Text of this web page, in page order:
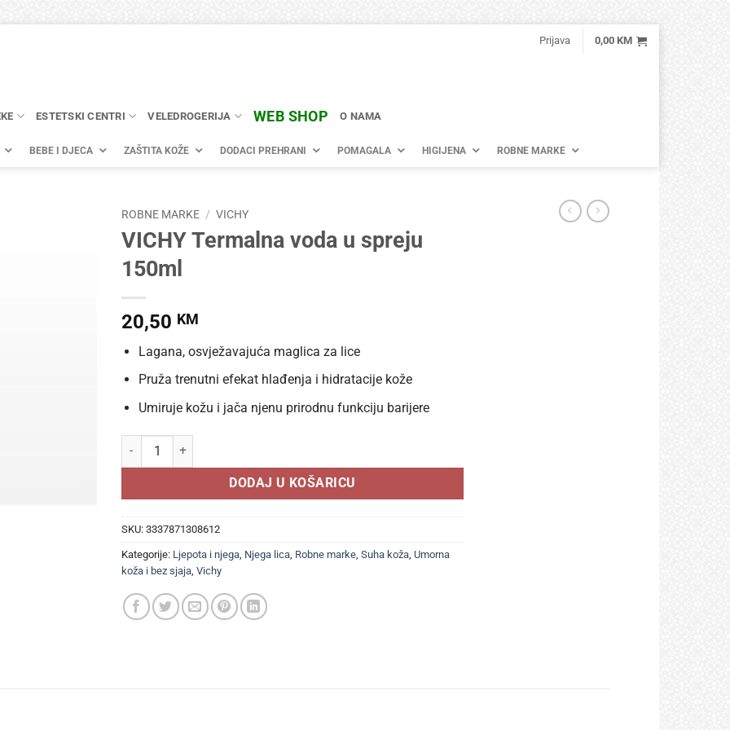
Prijava 0,00 KM
ESTETSKI CENTRI VELEDROGERIJA WEB SHOP O NAMA
BEBE I DJECA ZAŠTITA KOŽE DODACI PREHRANI POMAGALA HIGIJENA ROBNE MARKE
ROBNE MARKE / VICHY
VICHY Termalna voda u spreju
150ml
20,50 KM
Lagana, osvježavajuća maglica za lice
Pruža trenutni efekat hlađenja i hidratacije kože
Umiruje kožu i jača njenu prirodnu funkciju barijere
VICHY Termalna voda u spreju 150ml količina
DODAJ U KOŠARICU
SKU: 3337871308612
Kategorije: Ljepota i njega Njega lica Robne marke Suha koža Umorna
koža i bez sjaja Vichy